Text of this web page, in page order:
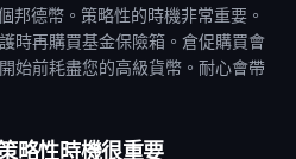
邦德幣。策略性的時機非常重要。
時再購買基金保險箱。倉促購買會
始前耗盡您的高級貨幣。耐心會帶
略性時機很重要